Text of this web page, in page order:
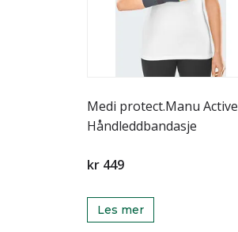
Medi protect.Manu Active
Håndleddbandasje
kr 449
Les mer